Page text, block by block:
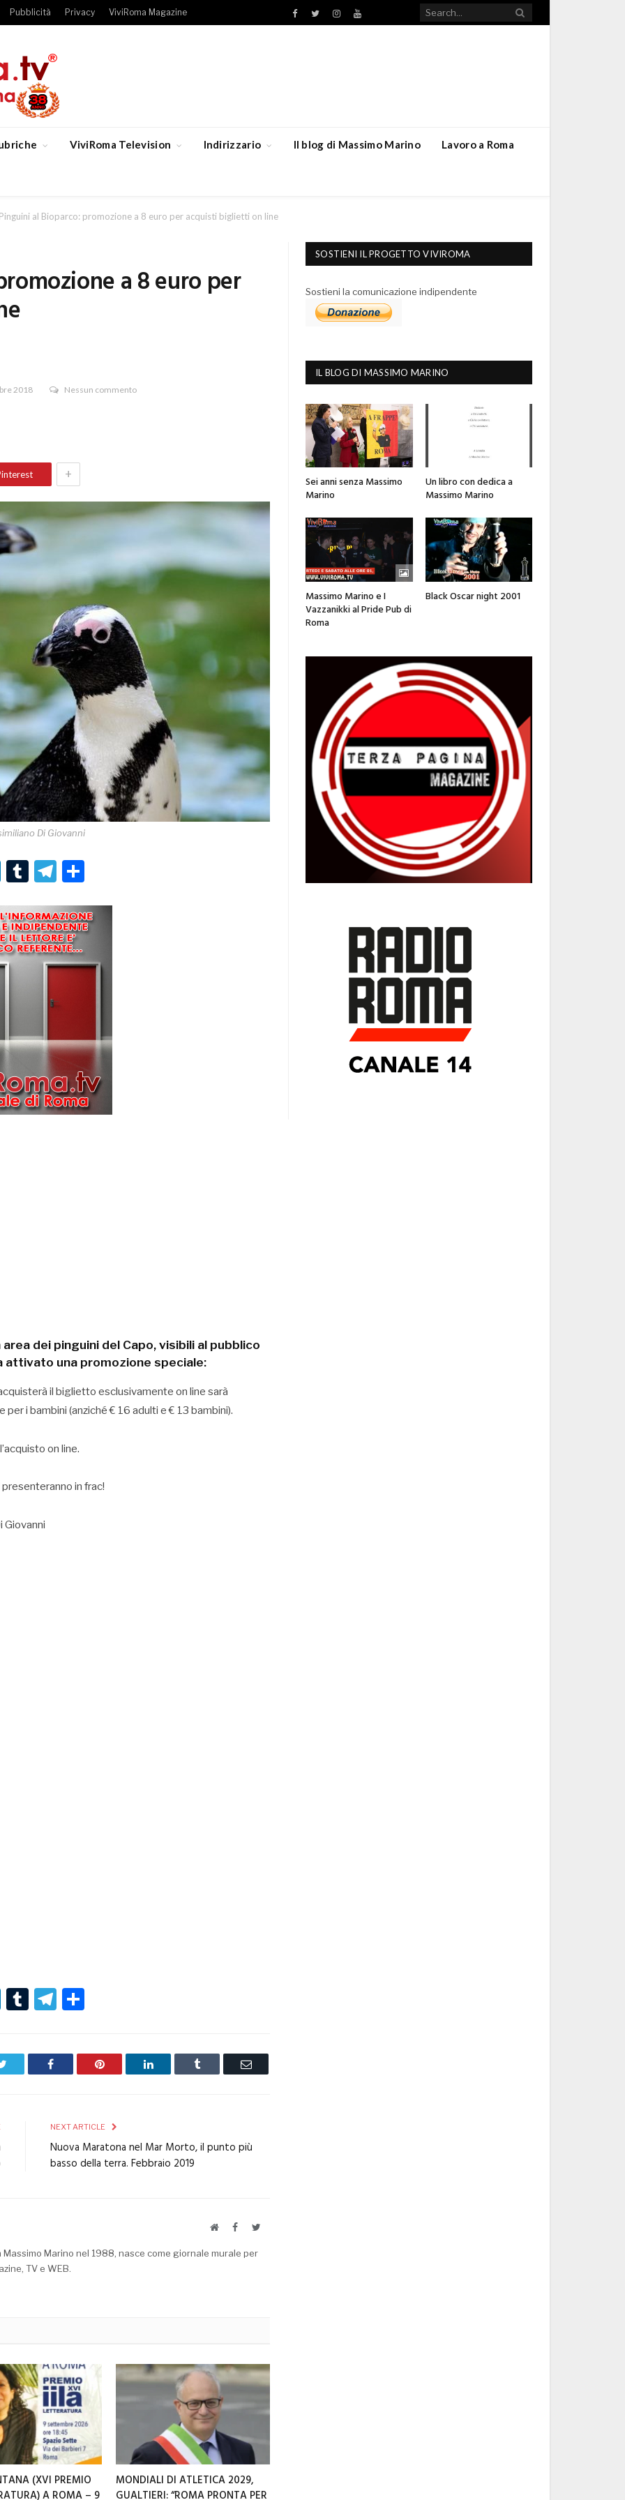
Pubblicità Privacy ViviRoma Magazine Facebook
TwitterInstagramYouTube
ViviRoma Television Indirizzario Il blog di Massimo Marino Lavoro a Roma
Pinguini al Bioparco: promozione a 8 euro per acquisti biglietti on line
a 8 euro per
2018 Nessun commento
+
Di Giovanni
LinkedIn
TumblrTelegram
dei pinguini del Capo, visibili al pubblico
attivato una promozione speciale:
il biglietto esclusivamente on line sarà
i bambini (anziché € 16 adulti e € 13 bambini).
on line.
in frac!
Giovanni
LinkedIn
TumblrTelegram
Facebook Pinterest LinkedIn Tumblr Email
NEXT ARTICLE
Nuova Maratona nel Mar Morto, il punto più
basso della terra. Febbraio 2019
WebsiteFacebookTwitter
Marino nel 1988, nasce come giornale murale per
TV e WEB.
(XVI PREMIO
A ROMA – 9
MONDIALI DI ATLETICA 2029,
GUALTIERI: “ROMA PRONTA PER
SOSTIENI IL PROGETTO VIVIROMA
Sostieni la comunicazione indipendente
IL BLOG DI MASSIMO MARINO
Sei anni senza Massimo
Marino
Un libro con dedica a
Massimo Marino
Massimo Marino e I
Vazzanikki al Pride Pub di
Roma
Black Oscar night 2001